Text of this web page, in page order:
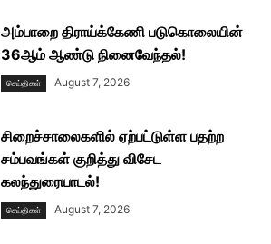
அம்பாறை திராய்க்கேணி படுகொலையின்
36ஆம் ஆண்டு நினைவேந்தல்!
செய்திகள் August 7, 2026
சிறைச்சாலைகளில் ஏற்பட்டுள்ள பதற்ற
சம்பவங்கள் குறித்து விசேட
கலந்துரையாடல்!
செய்திகள் August 7, 2026